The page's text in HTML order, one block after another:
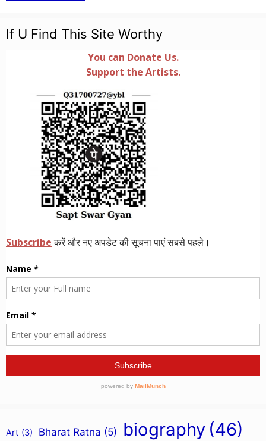
If U Find This Site Worthy
Art (3) Bharat Ratna (5) biography (46)